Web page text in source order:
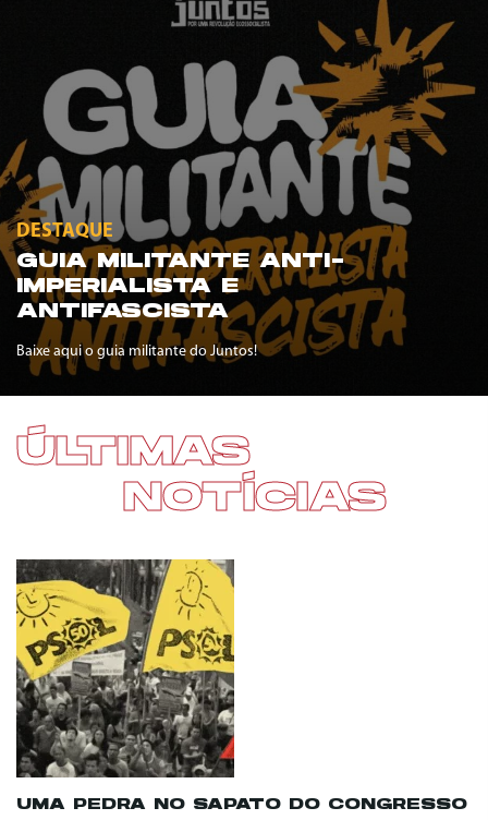
DESTAQUE
GUIA MILITANTE ANTI-
IMPERIALISTA E
ANTIFASCISTA
Baixe aqui o guia militante do Juntos!
ÚLTIMAS
NOTÍCIAS
UMA PEDRA NO SAPATO DO CONGRESSO